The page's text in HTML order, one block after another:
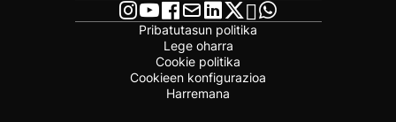
Pribatutasun politika
Lege oharra
Cookie politika
Cookieen konfigurazioa
Harremana